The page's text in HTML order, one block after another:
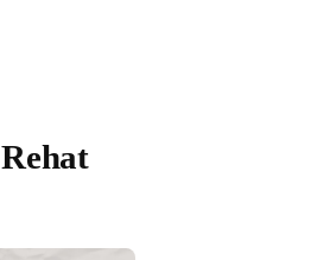
Rehat